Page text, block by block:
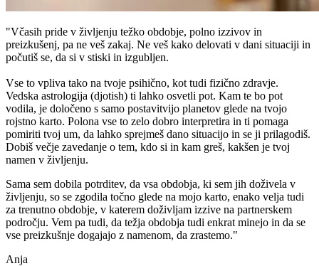
"Včasih pride v življenju težko obdobje, polno izzivov in
preizkušenj, pa ne veš zakaj. Ne veš kako delovati v dani situaciji in
počutiš se, da si v stiski in izgubljen.
Vse to vpliva tako na tvoje psihično, kot tudi fizično zdravje.
Vedska astrologija (djotish) ti lahko osvetli pot. Kam te bo pot
vodila, je določeno s samo postavitvijo planetov glede na tvojo
rojstno karto. Polona vse to zelo dobro interpretira in ti pomaga
pomiriti tvoj um, da lahko sprejmeš dano situacijo in se ji prilagodiš.
Dobiš večje zavedanje o tem, kdo si in kam greš, kakšen je tvoj
namen v življenju.
Sama sem dobila potrditev, da vsa obdobja, ki sem jih doživela v
življenju, so se zgodila točno glede na mojo karto, enako velja tudi
za trenutno obdobje, v katerem doživljam izzive na partnerskem
področju. Vem pa tudi, da težja obdobja tudi enkrat minejo in da se
vse preizkušnje dogajajo z namenom, da zrastemo."
Anja